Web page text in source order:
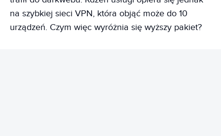
na szybkiej sieci VPN, która objąć może do 10
urządzeń. Czym więc wyróżnia się wyższy pakiet?